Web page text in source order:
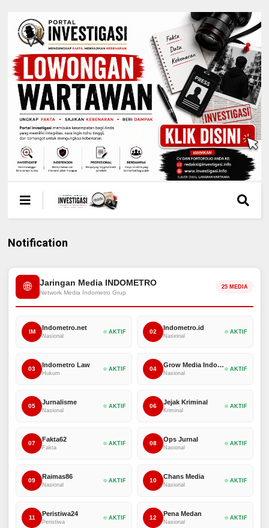
Notification
🌐 Jaringan Media INDOMETRO
Network Media Indometro Grup
25 MEDIA
IM
Indometro.net
Nasional
AKTIF 02
Indometro.id
Nasional
AKTIF
03
Indometro Law
Hukum
AKTIF 04
Grow Media Indonesia
Nasional
AKTIF
05
Jurnalisme
Nasional
AKTIF 06
Jejak Kriminal
Kriminal
AKTIF
07
Fakta62
Fakta
AKTIF 08
Ops Jurnal
Nasional
AKTIF
09
Raimas86
Nasional
AKTIF 10
Chans Media
Nasional
AKTIF
11
Peristiwa24
Peristiwa
AKTIF 12
Pena Medan
Nasional
AKTIF